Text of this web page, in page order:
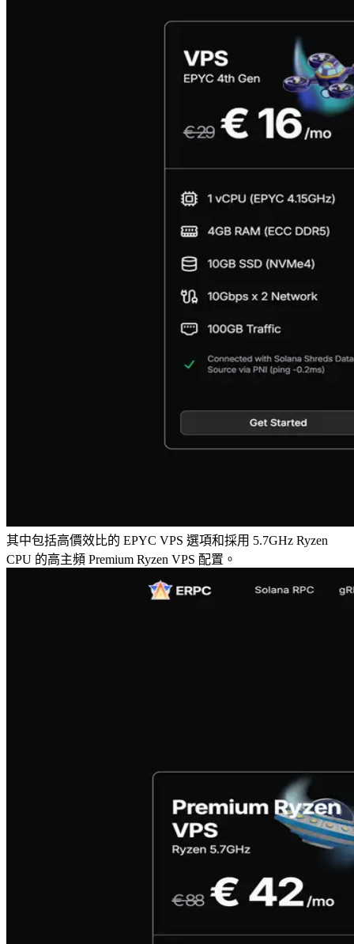
其中包括高價效比的 EPYC VPS 選項和採用 5.7GHz Ryzen
CPU 的高主頻 Premium Ryzen VPS 配置。